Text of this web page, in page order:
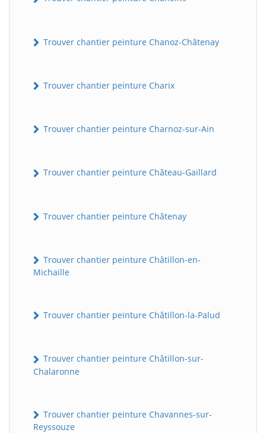
Trouver chantier peinture Chanoz-Châtenay
Trouver chantier peinture Charix
Trouver chantier peinture Charnoz-sur-Ain
Trouver chantier peinture Château-Gaillard
Trouver chantier peinture Châtenay
Trouver chantier peinture Châtillon-en-
Michaille
Trouver chantier peinture Châtillon-la-Palud
Trouver chantier peinture Châtillon-sur-
Chalaronne
Trouver chantier peinture Chavannes-sur-
Reyssouze